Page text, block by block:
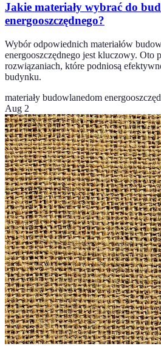
Jakie materiały wybrać do
energooszczędnego?
Wybór odpowiednich materiałów
energooszczędnego jest kluczowy. Oto
rozwiązaniach, które podniosą
budynku.
materiały budowlanedom
Aug 2